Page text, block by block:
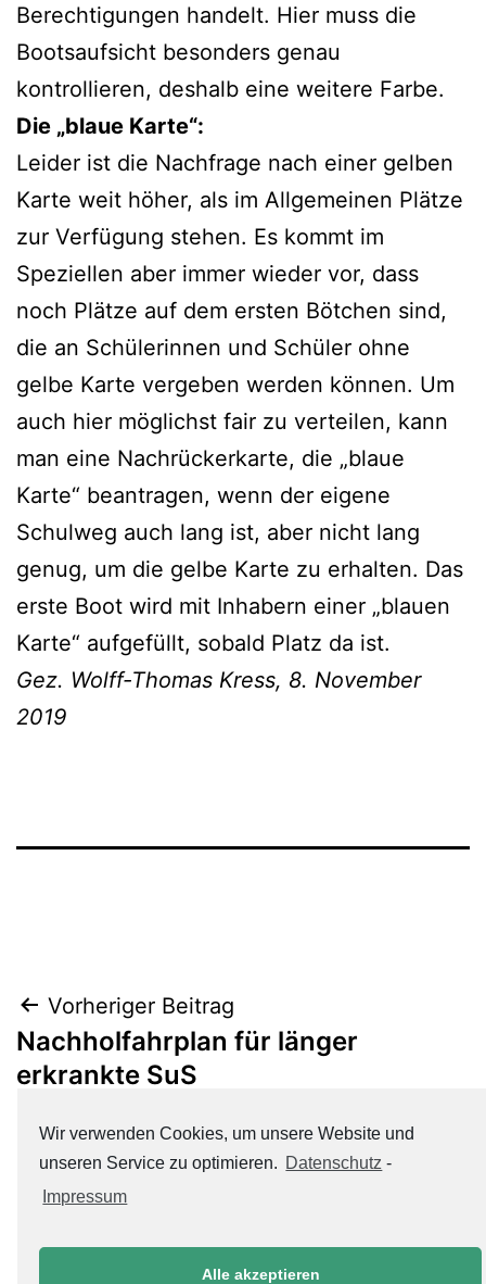
Berechtigungen handelt. Hier muss die
Bootsaufsicht besonders genau
kontrollieren, deshalb eine weitere Farbe.
Die „blaue Karte“:
Leider ist die Nachfrage nach einer gelben
Karte weit höher, als im Allgemeinen Plätze
zur Verfügung stehen. Es kommt im
Speziellen aber immer wieder vor, dass
noch Plätze auf dem ersten Bötchen sind,
die an Schülerinnen und Schüler ohne
gelbe Karte vergeben werden können. Um
auch hier möglichst fair zu verteilen, kann
man eine Nachrückerkarte, die „blaue
Karte“ beantragen, wenn der eigene
Schulweg auch lang ist, aber nicht lang
genug, um die gelbe Karte zu erhalten. Das
erste Boot wird mit Inhabern einer „blauen
Karte“ aufgefüllt, sobald Platz da ist.
Gez. Wolff-Thomas Kress, 8. November
2019
Beitrags-
Navigation
Vorheriger Beitrag
Nachholfahrplan für länger
erkrankte SuS
Nächster Beitrag
Fachkonferenzleitungen
Wir verwenden Cookies, um unsere Website und
unseren Service zu optimieren. Datenschutz -
Impressum
Alle akzeptieren